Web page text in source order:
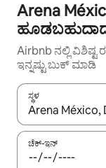
Arena
ಹೂಡಬಹುದಾದ
Airbnb ನಲ್ಲಿ ವಿಶಿಷ್ಟ
ಇನ್ನಷ್ಟು ಬುಕ್ ಮಾಡಿ
ಸ್ಥಳ
ಫಲಿತಾಂಶಗಳು
ಚೆಕ್-ಇನ್